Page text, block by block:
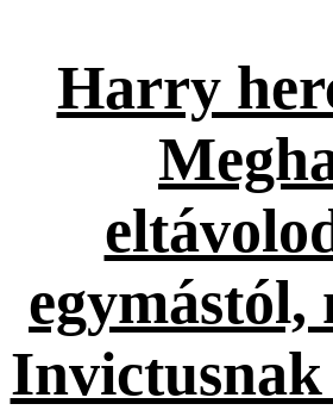
Harry
egymástól,
Invictusnak